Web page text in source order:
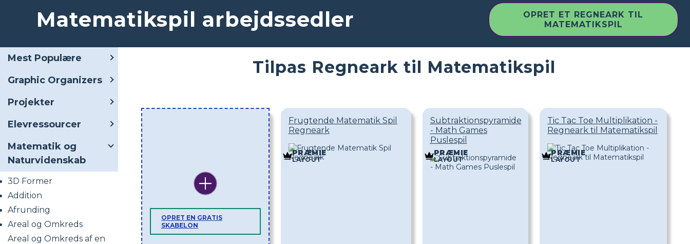
Matematikspil arbejdssedler
OPRET ET REGNEARK TIL
MATEMATIKSPIL
Mest Populære
Graphic Organizers
Projekter
Elevressourcer
Matematik og
Naturvidenskab
3D Former
Addition
Afrunding
Areal og Omkreds
Areal og Omkreds af en
Tilpas Regneark til Matematikspil
OPRET EN GRATIS
SKABELON
Frugtende Matematik Spil
Regneark
PRÆMIE
LAYOUT
Subtraktionspyramide
- Math Games
Puslespil
PRÆMIE
LAYOUT
Tic Tac Toe Multiplikation -
Regneark til Matematikspil
PRÆMIE
LAYOUT